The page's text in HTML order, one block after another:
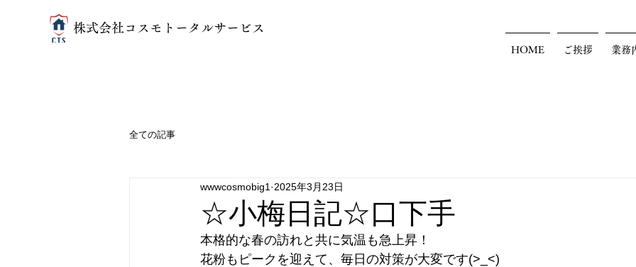
​株式会社コスモトータルサービス
HOME ご挨拶 業務
全ての記事
☆小梅日記☆口下手
wwwcosmobig1 2025年3月23日
本格的な春の訪れと共に気温も急上昇！
花粉もピークを迎えて、毎日の対策が大変です(>_<)